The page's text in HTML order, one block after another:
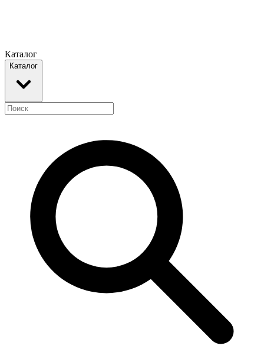
Каталог
Каталог